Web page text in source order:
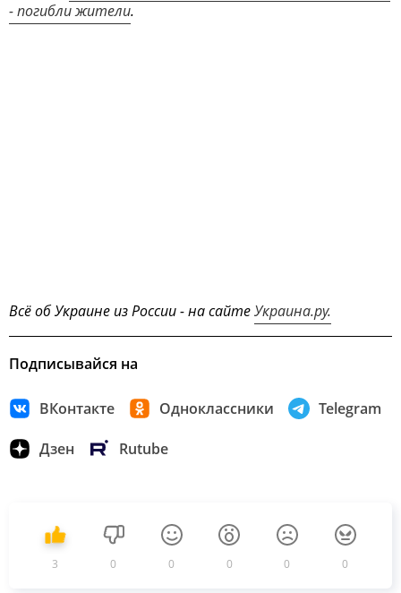
- погибли жители.
Всё об Украине из России - на сайтеУкраина.ру.
Подписывайся на
ВКонтакте Одноклассники Telegram
Дзен Rutube
3 0 0 0 0 0